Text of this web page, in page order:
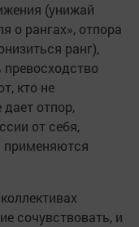
(унижай
о рангах», отпора
ранг),
кто не
дает отпор,
от себя,
применяются
сочувствовать, и